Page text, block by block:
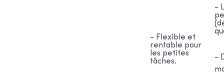
- Flexible et
rentable pour
les petites
tâches.
-
-